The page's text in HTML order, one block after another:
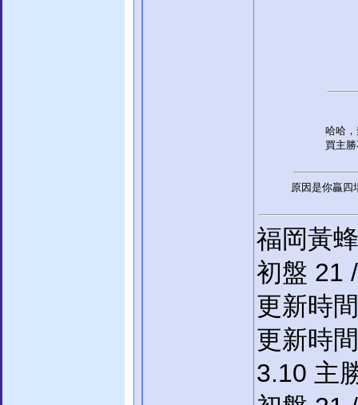
哈哈
買主
原因是你贏四
福岡黃
初盤 21
更新時
更新時
3.10 主